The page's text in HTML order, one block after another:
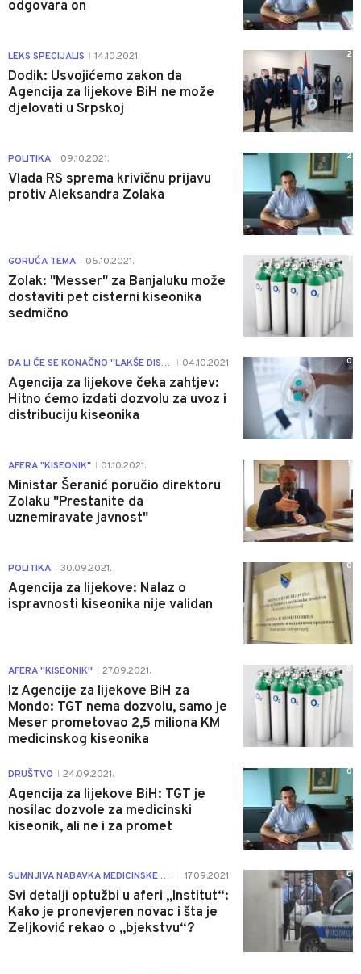
odgovara on
LEKS SPECIJALIS 14.10.2021.
Dodik: Usvojićemo zakon da
Agencija za lijekove BiH ne može
djelovati u Srpskoj
2
POLITIKA 09.10.2021.
Vlada RS sprema krivičnu prijavu
protiv Aleksandra Zolaka
2
GORUĆA TEMA 05.10.2021.
Zolak: "Messer" za Banjaluku može
dostaviti pet cisterni kiseonika
sedmično
7
DA LI ĆE SE KONAČNO ''LAKŠE DISATI'' 04.10.2021.
Agencija za lijekove čeka zahtjev:
Hitno ćemo izdati dozvolu za uvoz i
distribuciju kiseonika
0
AFERA "KISEONIK" 01.10.2021.
Ministar Šeranić poručio direktoru
Zolaku "Prestanite da
uznemiravate javnost"
1
POLITIKA 30.09.2021.
Agencija za lijekove: Nalaz o
ispravnosti kiseonika nije validan
0
AFERA ''KISEONIK'' 27.09.2021.
Iz Agencije za lijekove BiH za
Mondo: TGT nema dozvolu, samo je
Meser prometovao 2,5 miliona KM
medicinskog kiseonika
0
DRUŠTVO 24.09.2021.
Agencija za lijekove BiH: TGT je
nosilac dozvole za medicinski
kiseonik, ali ne i za promet
0
SUMNJIVA NABAVKA MEDICINSKE OPREME 17.09.2021.
Svi detalji optužbi u aferi „Institut“:
Kako je pronevjeren novac i šta je
Zeljković rekao o „bjekstvu“?
0